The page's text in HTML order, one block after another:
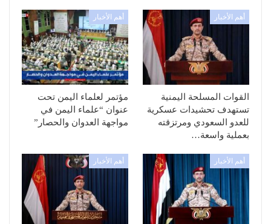
أهم الأخبار
القوات المسلحة اليمنية
تستهدف تحشيدات عسكرية
للعدو السعودي ومرتزقته
بعملية واسعة…
أهم الأخبار
مؤتمر لعلماء اليمن تحت
عنوان “علماء اليمن في
مواجهة العدوان والحصار”
أهم الأخبار أهم الأخبار